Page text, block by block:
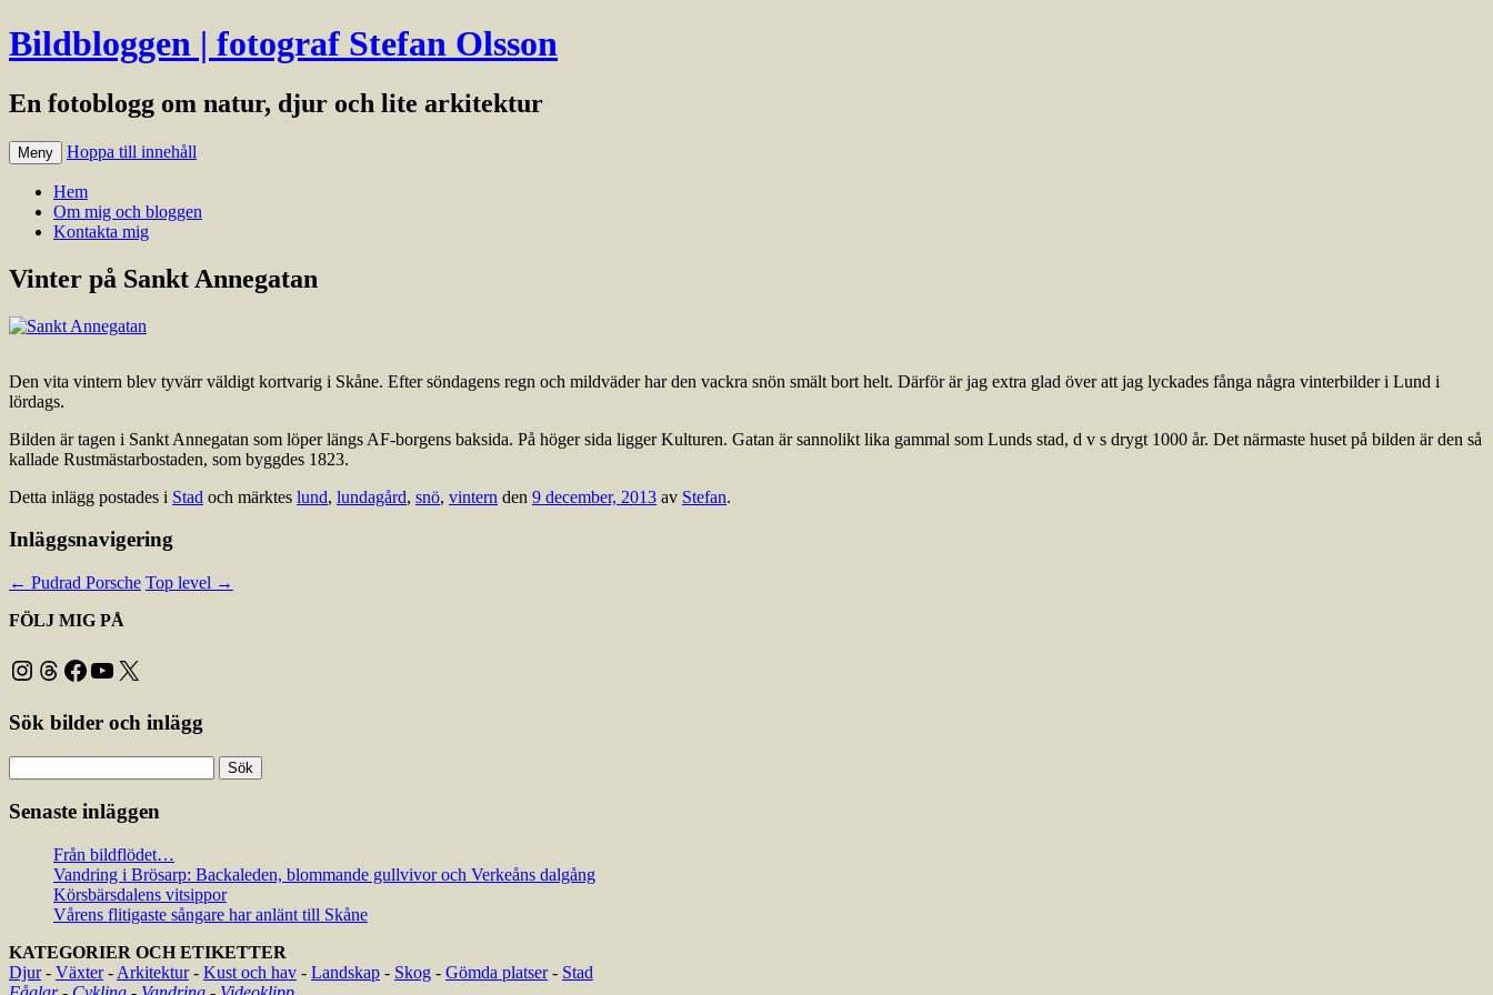
Bildbloggen | fotograf Stefan Olsson
En fotoblogg om natur, djur och lite arkitektur
Meny Hoppa till innehåll
Hem
Om mig och bloggen
Kontakta mig
Vinter på Sankt Annegatan
Den vita vintern blev tyvärr väldigt kortvarig i Skåne. Efter söndagens regn och mildväder har den vackra snön smält bort helt. Därför är jag extra glad över att jag lyckades fånga några vinterbilder i Lund i
lördags.
Bilden är tagen i Sankt Annegatan som löper längs AF-borgens baksida. På höger sida ligger Kulturen. Gatan är sannolikt lika gammal som Lunds stad, d v s drygt 1000 år. Det närmaste huset på bilden är den så
kallade Rustmästarbostaden, som byggdes 1823.
Detta inlägg postades i Stad och märktes lund, lundagård, snö, vintern den 9 december, 2013 av Stefan.
Inläggsnavigering
← Pudrad Porsche Top level →
FÖLJ MIG PÅ
Instagram
Threads
Facebook
YouTube
X
Sök bilder och inlägg
efter:
Senaste inläggen
Från bildflödet…
Vandring i Brösarp: Backaleden, blommande gullvivor och Verkeåns dalgång
Körsbärsdalens vitsippor
Vårens flitigaste sångare har anlänt till Skåne
KATEGORIER OCH ETIKETTER
Djur- Växter- Arkitektur- Kust och hav - Landskap - Skog - Gömda platser- Stad